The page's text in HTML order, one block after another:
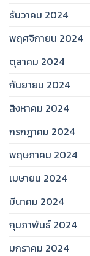
ธันวาคม 2024
พฤศจิกายน 2024
ตุลาคม 2024
กันยายน 2024
สิงหาคม 2024
กรกฎาคม 2024
พฤษภาคม 2024
เมษายน 2024
มีนาคม 2024
กุมภาพันธ์ 2024
มกราคม 2024